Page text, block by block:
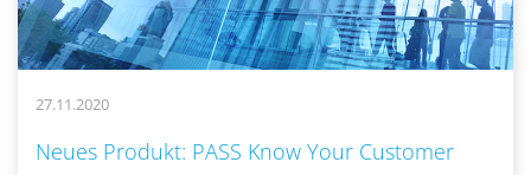
27.11.2020
Neues Produkt: PASS Know Your Customer